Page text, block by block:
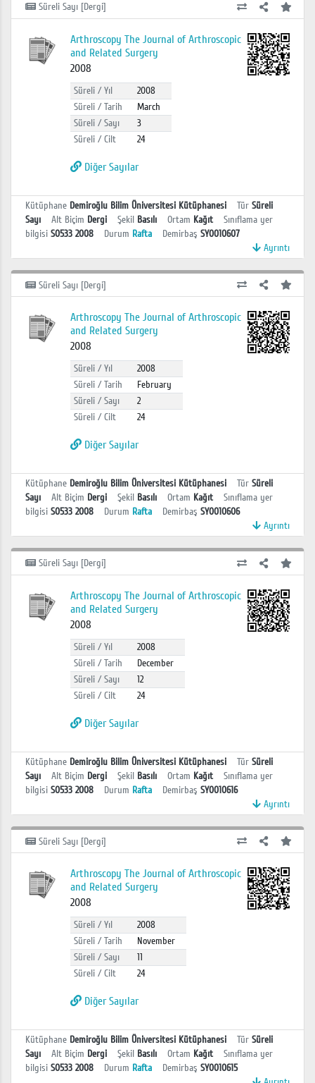
Süreli Sayı [Dergi]
Arthroscopy The Journal of Arthroscopic
and Related Surgery
2008
Süreli / Yıl
2008
Süreli / Tarih
March
Süreli / Sayı
3
Süreli / Cilt
24
Diğer Sayılar
Kütüphane Demiroğlu Bilim Üniversitesi Kütüphanesi Tür Süreli
Sayı
Alt Biçim Dergi Şekil Basılı Ortam Kağıt
Sınıflama yer
bilgisi S0533 2008 Durum Rafta Demirbaş SY0010607
Ayrıntı
Süreli Sayı [Dergi]
Arthroscopy The Journal of Arthroscopic
and Related Surgery
2008
Süreli / Yıl
2008
Süreli / Tarih
February
Süreli / Sayı
2
Süreli / Cilt
24
Diğer Sayılar
Kütüphane Demiroğlu Bilim Üniversitesi Kütüphanesi Tür Süreli
Sayı
Alt Biçim Dergi Şekil Basılı Ortam Kağıt
Sınıflama yer
bilgisi S0533 2008 Durum Rafta Demirbaş SY0010606
Ayrıntı
Süreli Sayı [Dergi]
Arthroscopy The Journal of Arthroscopic
and Related Surgery
2008
Süreli / Yıl
2008
Süreli / Tarih
December
Süreli / Sayı
12
Süreli / Cilt
24
Diğer Sayılar
Kütüphane Demiroğlu Bilim Üniversitesi Kütüphanesi Tür Süreli
Sayı
Alt Biçim Dergi Şekil Basılı Ortam Kağıt
Sınıflama yer
bilgisi S0533 2008 Durum Rafta Demirbaş SY0010616
Ayrıntı
Süreli Sayı [Dergi]
Arthroscopy The Journal of Arthroscopic
and Related Surgery
2008
Süreli / Yıl
2008
Süreli / Tarih
November
Süreli / Sayı
11
Süreli / Cilt
24
Diğer Sayılar
Kütüphane Demiroğlu Bilim Üniversitesi Kütüphanesi Tür Süreli
Sayı
Alt Biçim Dergi Şekil Basılı Ortam Kağıt
Sınıflama yer
bilgisi S0533 2008 Durum Rafta Demirbaş SY0010615